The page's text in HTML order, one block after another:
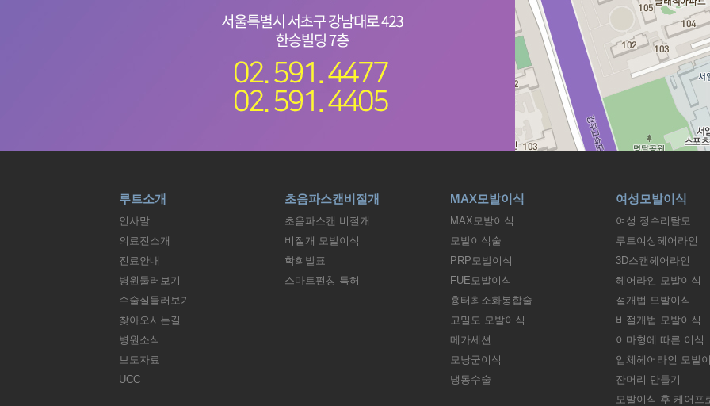
루트소개
인사말
의료진소개
진료안내
병원둘러보기
수술실둘러보기
찾아오시는길
병원소식
보도자료
UCC
초음파스캔비절개
초음파스캔 비절개
비절개 모발이식
학회발표
스마트펀칭 특허
MAX모발이식
MAX모발이식
모발이식술
PRP모발이식
FUE모발이식
흉터최소화봉합술
고밀도 모발이식
메가세션
모낭군이식
냉동수술
여성모발이식
여성 정수리탈모
루트여성헤어라인
3D스캔헤어라인
헤어라인 모발이식
절개법 모발이식
비절개법 모발이식
이마형에 따른 이식
입체헤어라인 모발
잔머리 만들기
모발이식 후 케어프